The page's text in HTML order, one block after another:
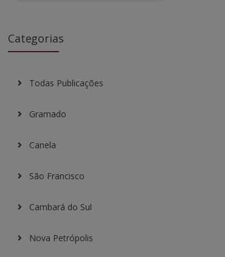
Categorias
Todas Publicações
Gramado
Canela
São Francisco
Cambará do Sul
Nova Petrópolis